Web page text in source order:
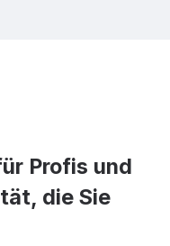
Profis und
die Sie